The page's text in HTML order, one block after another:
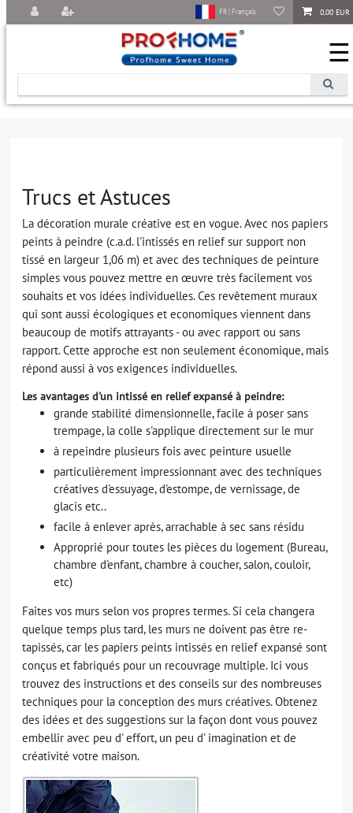
0,00 EUR
FR | Français
☰
Trucs et Astuces
La décoration murale créative est en vogue. Avec nos papiers
peints à peindre (c.a.d. l'intissés en relief sur support non
tissé en largeur 1,06 m) et avec des techniques de peinture
simples vous pouvez mettre en œuvre très facilement vos
souhaits et vos idées individuelles. Ces revêtement muraux
qui sont aussi écologiques et economiques viennent dans
beaucoup de motifs attrayants - ou avec rapport ou sans
rapport. Cette approche est non seulement économique, mais
répond aussi à vos exigences individuelles.
Les avantages d'un intissé en relief expansé à peindre:
grande stabilité dimensionnelle, facile à poser sans
trempage, la colle s'applique directement sur le mur
à repeindre plusieurs fois avec peinture usuelle
particulièrement impressionnant avec des techniques
créatives d'essuyage, d'estompe, de vernissage, de
glacis etc..
facile à enlever après, arrachable à sec sans résidu
Approprié pour toutes les pièces du logement (Bureau,
chambre d'enfant, chambre à coucher, salon, couloir,
etc)
Faites vos murs selon vos propres termes. Si cela changera
quelque temps plus tard, les murs ne doivent pas être re-
tapissés, car les papiers peints intissés en relief expansé sont
conçus et fabriqués pour un recouvrage multiple. Ici vous
trouvez des instructions et des conseils sur des nombreuses
techniques pour la conception des murs créatives. Obtenez
des idées et des suggestions sur la façon dont vous pouvez
embellir avec peu d' effort, un peu d' imagination et de
créativité votre maison.